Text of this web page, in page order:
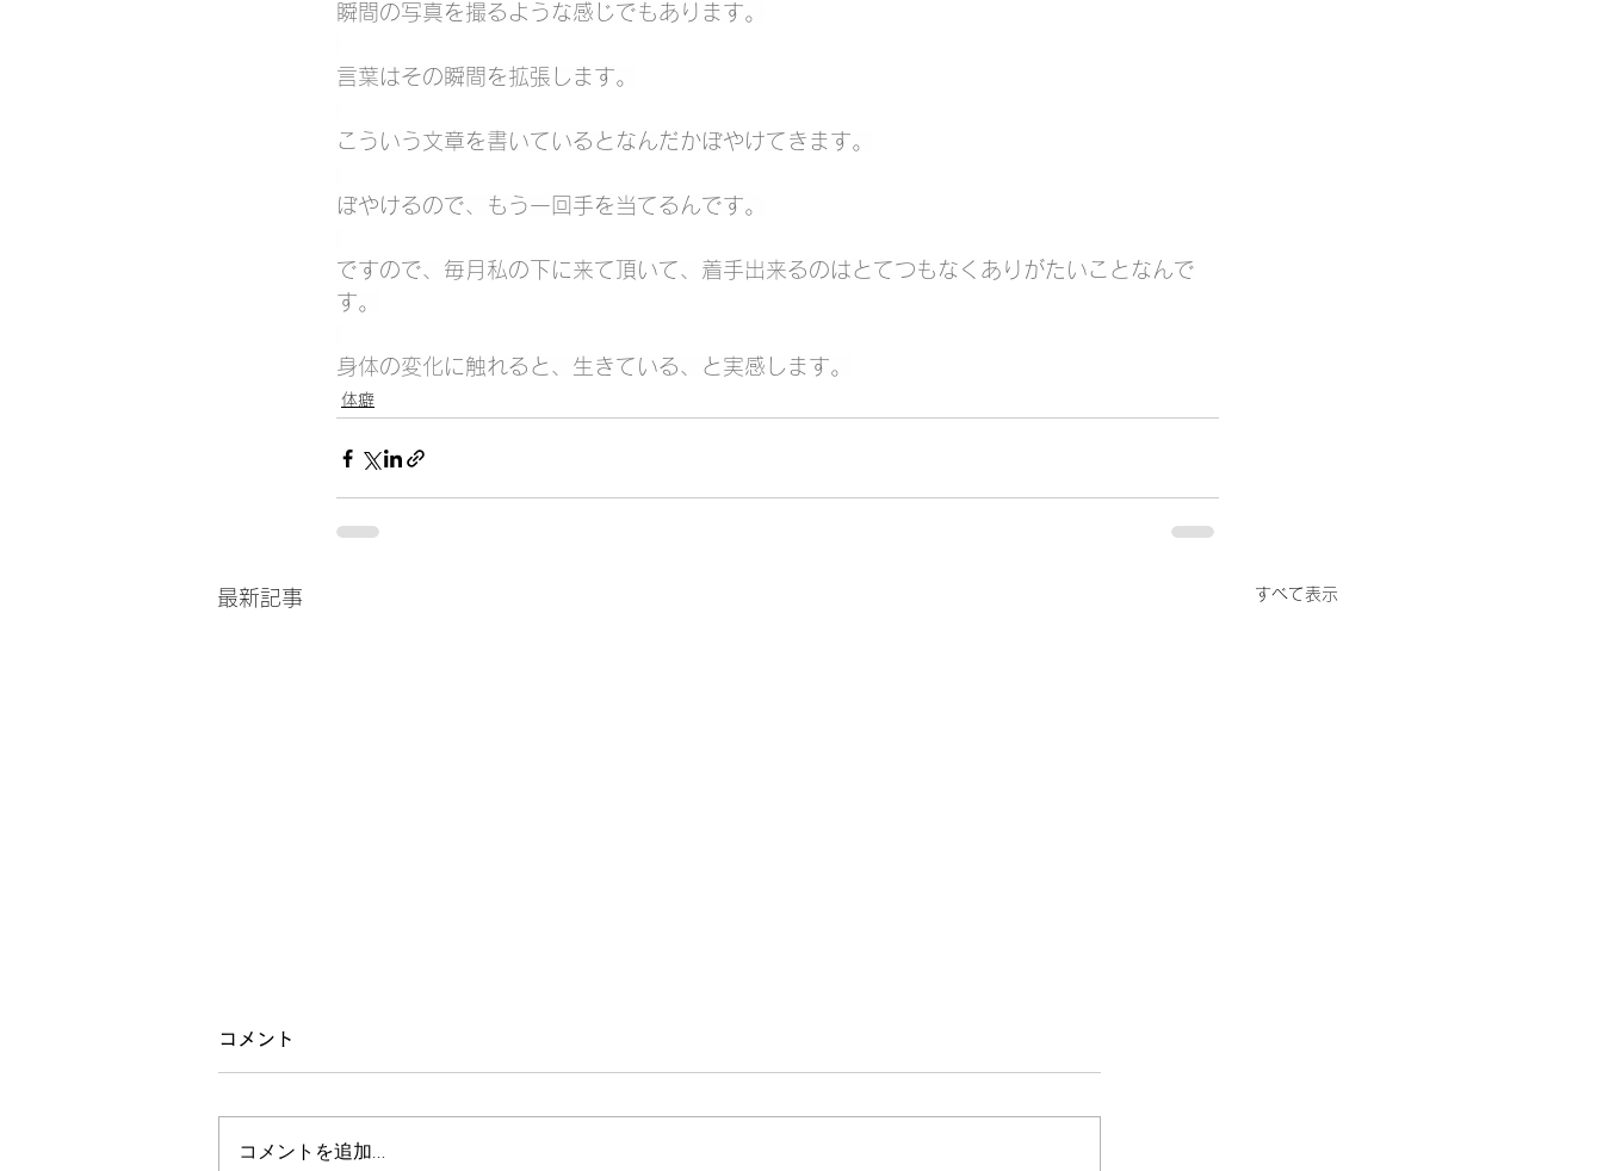
瞬間の写真を撮るような感じでもあります。
言葉はその瞬間を拡張します。
こういう文章を書いているとなんだかぼやけてきます。
ぼやけるので、もう一回手を当てるんです。
ですので、毎月私の下に来て頂いて、着手出来るのはとてつもなくありがたいことなんで
す。
身体の変化に触れると、生きている、と実感します。
体癖
最新記事 すべて表示
弛むと緊張する人
身体のある部分が緊張する方がい
ます。 何故かと思ってたんです
て頂いている方。 趣味で楽器を
歯と風邪の関係。 6才なんです
コメント
コメントを追加…